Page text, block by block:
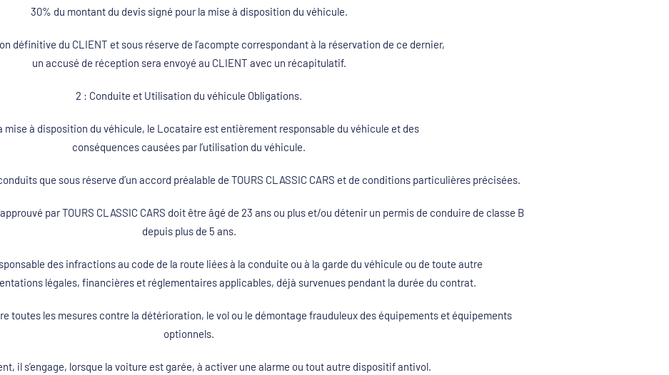
30% du montant du devis signé pour la mise à disposition du véhicule.
définitive du CLIENT et sous réserve de l’acompte correspondant à la réservation de ce dernier,
un accusé de réception sera envoyé au CLIENT avec un récapitulatif.
2 : Conduite et Utilisation du véhicule Obligations.
mise à disposition du véhicule, le Locataire est entièrement responsable du véhicule et des
conséquences causées par l’utilisation du véhicule.
que sous réserve d’un accord préalable de TOURS CLASSIC CARS et de conditions particulières précisées.
par TOURS CLASSIC CARS doit être âgé de 23 ans ou plus et/ou détenir un permis de conduire de classe B
depuis plus de 5 ans.
des infractions au code de la route liées à la conduite ou à la garde du véhicule ou de toute autre
légales, financières et réglementaires applicables, déjà survenues pendant la durée du contrat.
toutes les mesures contre la détérioration, le vol ou le démontage frauduleux des équipements et équipements
optionnels.
il s’engage, lorsque la voiture est garée, à activer une alarme ou tout autre dispositif antivol.